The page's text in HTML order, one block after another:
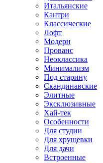
Итальянские
Кантри
Классические
Лофт
Модерн
Прованс
Неоклассика
Минимализм
Под старину
Скандинавские
Элитные
Эксклюзивные
Хай-тек
Особенности
Для студии
Для хрущевки
Для дачи
Встроенные